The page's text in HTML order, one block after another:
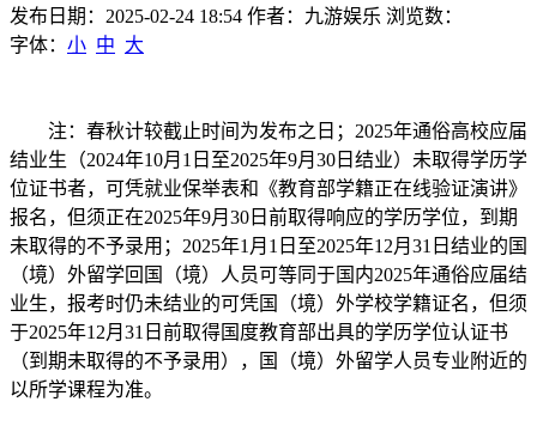
发布日期：2025-02-24 18:54 作者：九游娱乐 浏览数：
字体： 小 中 大
注：春秋计较截止时间为发布之日；2025年通俗高校应届
结业生（2024年10月1日至2025年9月30日结业）未取得学历学
位证书者，可凭就业保举表和《教育部学籍正在线验证演讲》
报名，但须正在2025年9月30日前取得响应的学历学位，到期
未取得的不予录用；2025年1月1日至2025年12月31日结业的国
（境）外留学回国（境）人员可等同于国内2025年通俗应届结
业生，报考时仍未结业的可凭国（境）外学校学籍证名，但须
于2025年12月31日前取得国度教育部出具的学历学位认证书
（到期未取得的不予录用），国（境）外留学人员专业附近的
以所学课程为准。